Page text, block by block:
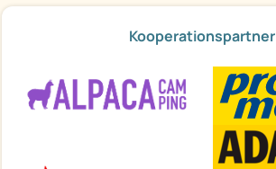
Kooperationspartner